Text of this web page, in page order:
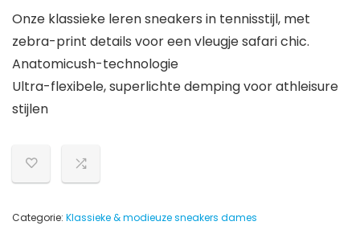
Onze klassieke leren sneakers in tennisstijl, met
zebra-print details voor een vleugje safari chic.
Anatomicush-technologie
Ultra-flexibele, superlichte demping voor athleisure
stijlen
Categorie: Klassieke & modieuze sneakers dames